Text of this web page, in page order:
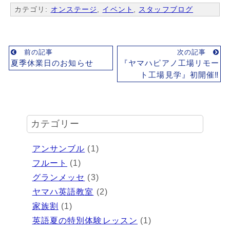
カテゴリ: オンステージ, イベント , スタッフブログ
前の記事
夏季休業日のお知らせ
次の記事
『ヤマハピアノ工場リモー
ト工場見学』初開催‼
カテゴリー
アンサンブル (1)
フルート
(1)
グランメッセ (3)
ヤマハ英語教室 (2)
家族割 (1)
英語夏の特別体験レッスン (1)